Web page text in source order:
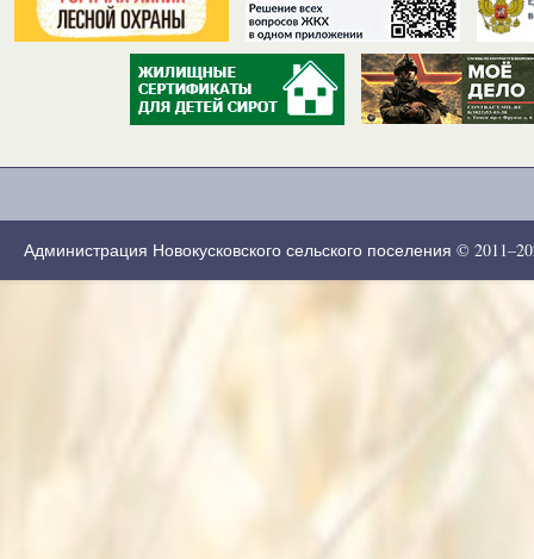
Администрация Новокусковского сельского поселения ©